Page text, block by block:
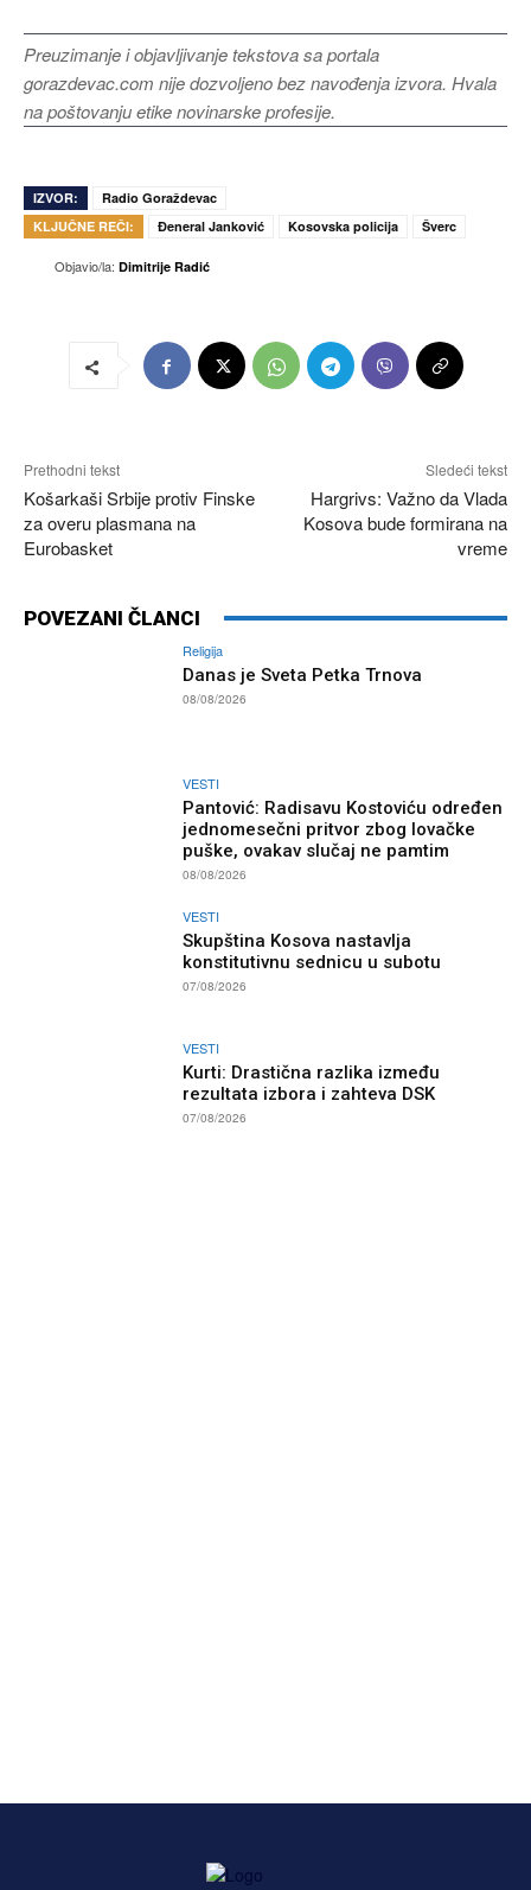
Preuzimanje i objavljivanje tekstova sa portala
gorazdevac.com nije dozvoljeno bez navođenja izvora. Hvala
na poštovanju etike novinarske profesije.
IZVOR:
Radio Goraždevac
KLJUČNE REČI:
Đeneral Janković Kosovska policija Šverc
Objavio/la: Dimitrije Radić
Prethodni tekst
Košarkaši Srbije protiv Finske
za overu plasmana na
Eurobasket
Sledeći tekst
Hargrivs: Važno da Vlada
Kosova bude formirana na
vreme
POVEZANI ČLANCI
Religija
Danas je Sveta Petka Trnova
08/08/2026
VESTI
Pantović: Radisavu Kostoviću određen
jednomesečni pritvor zbog lovačke
puške, ovakav slučaj ne pamtim
08/08/2026
VESTI
Skupština Kosova nastavlja
konstitutivnu sednicu u subotu
07/08/2026
VESTI
Kurti: Drastična razlika između
rezultata izbora i zahteva DSK
07/08/2026